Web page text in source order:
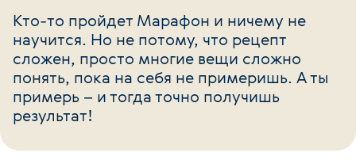
Кто-то пройдет Марафон и ничему не
научится. Но не потому, что рецепт
сложен, просто многие вещи сложно
понять, пока на себя не примеришь. А ты
примерь – и тогда точно получишь
результат!